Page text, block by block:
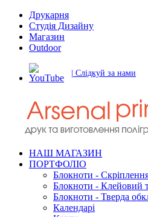
Друкарня
Студія Дизайну
Магазин
Outdoor
| Слідкуй за нами
НАШ МАГАЗИН
ПОРТФОЛІО
Блокноти -
Блокноти - Клейовий
Блокноти - Тверда
Календарі